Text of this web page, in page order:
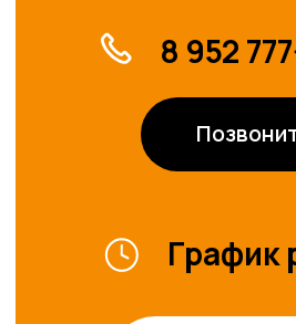
Аренда
площадей